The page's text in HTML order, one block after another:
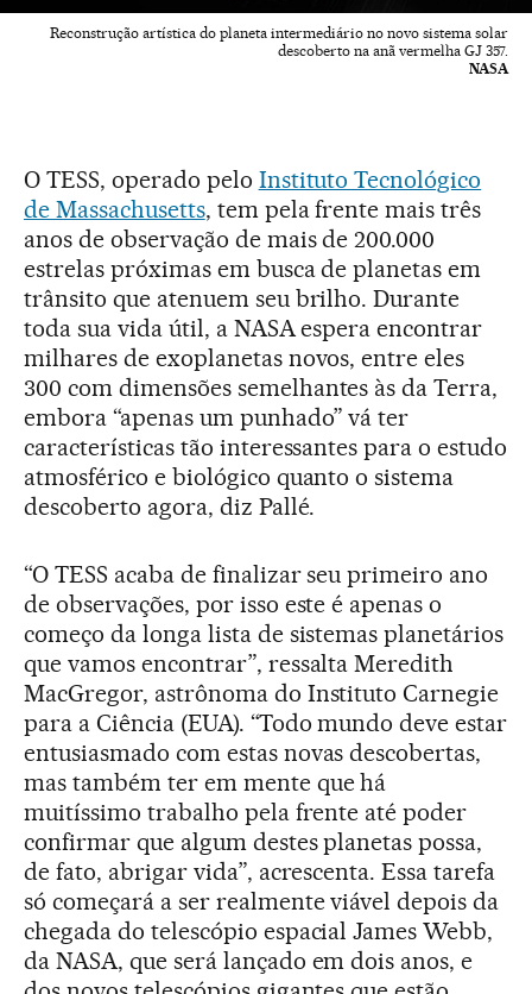
Reconstrução artística do planeta intermediário no novo sistema solar
descoberto na anã vermelha GJ 357.
NASA
O TESS, operado pelo Instituto Tecnológico
de Massachusetts, tem pela frente mais três
anos de observação de mais de 200.000
estrelas próximas em busca de planetas em
trânsito que atenuem seu brilho. Durante
toda sua vida útil, a NASA espera encontrar
milhares de exoplanetas novos, entre eles
300 com dimensões semelhantes às da Terra,
embora “apenas um punhado” vá ter
características tão interessantes para o estudo
atmosférico e biológico quanto o sistema
descoberto agora, diz Pallé.
“O TESS acaba de finalizar seu primeiro ano
de observações, por isso este é apenas o
começo da longa lista de sistemas planetários
que vamos encontrar”, ressalta Meredith
MacGregor, astrônoma do Instituto Carnegie
para a Ciência (EUA). “Todo mundo deve estar
entusiasmado com estas novas descobertas,
mas também ter em mente que há
muitíssimo trabalho pela frente até poder
confirmar que algum destes planetas possa,
de fato, abrigar vida”, acrescenta. Essa tarefa
só começará a ser realmente viável depois da
chegada do telescópio espacial James Webb,
da NASA, que será lançado em dois anos, e